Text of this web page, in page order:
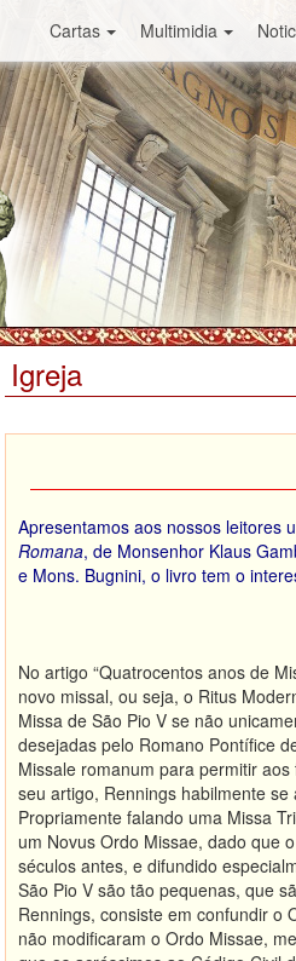
Cartas Multimidia
Igreja
Apresentamos aos nossos leitores
Romana, de Monsenhor Klaus
e Mons. Bugnini, o livro tem o
No artigo “Quatrocentos anos de
novo missal, ou seja, o Ritus
Missa de São Pio V se não
desejadas pelo Romano Pontífice
Missale romanum para permitir
seu artigo, Rennings habilmente
Propriamente falando uma Missa
um Novus Ordo Missae, dado que
séculos antes, e difundido
São Pio V são tão pequenas, que
Rennings, consiste em confundir o
não modificaram o Ordo Missae,